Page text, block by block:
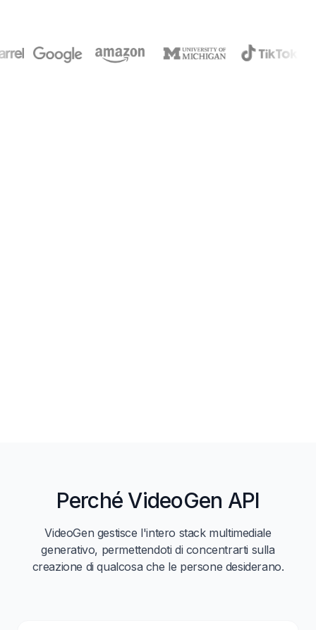
Perché VideoGen API
VideoGen gestisce l'intero stack multimediale
generativo, permettendoti di concentrarti sulla
creazione di qualcosa che le persone desiderano.